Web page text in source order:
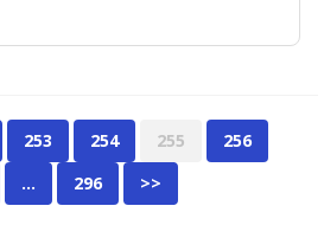
253 254 255
256
… 296 >>